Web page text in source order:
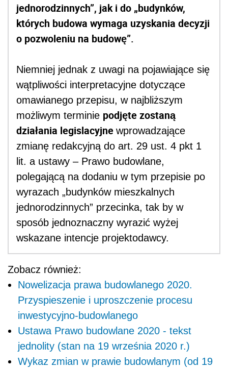
jednorodzinnych”, jak i do „budynków,
których budowa wymaga uzyskania decyzji
o pozwoleniu na budowę”.
Niemniej jednak z uwagi na pojawiające się
wątpliwości interpretacyjne dotyczące
omawianego przepisu, w najbliższym
możliwym terminie podjęte zostaną
działania legislacyjne wprowadzające
zmianę redakcyjną do art. 29 ust. 4 pkt 1
lit. a ustawy – Prawo budowlane,
polegającą na dodaniu w tym przepisie po
wyrazach „budynków mieszkalnych
jednorodzinnych” przecinka, tak by w
sposób jednoznaczny wyrazić wyżej
wskazane intencje projektodawcy.
Zobacz również:
Nowelizacja prawa budowlanego 2020.
Przyspieszenie i uproszczenie procesu
inwestycyjno-budowlanego
Ustawa Prawo budowlane 2020 - tekst
jednolity (stan na 19 września 2020 r.)
Wykaz zmian w prawie budowlanym (od 19